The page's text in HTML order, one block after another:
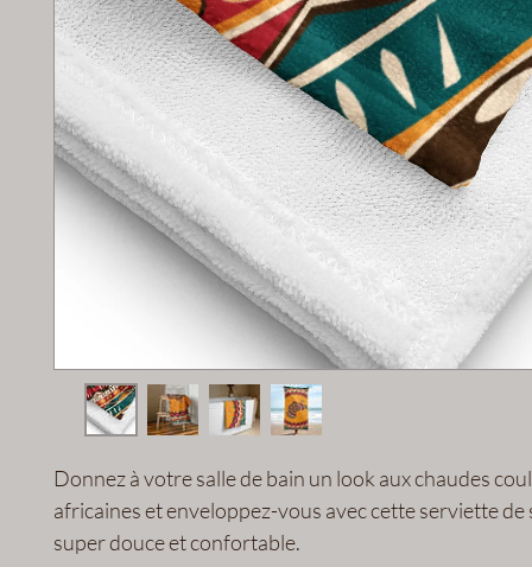
Donnez à votre salle de bain un look aux chaudes
africaines et enveloppez-vous avec cette serviette
super douce et confortable.